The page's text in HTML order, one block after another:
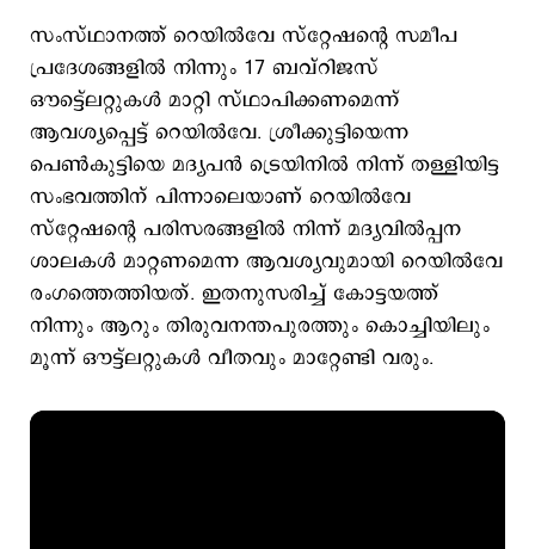
സംസ്ഥാനത്ത് റെയില്‍വേ സ്റ്റേഷന്‍റെ സമീപ
പ്രദേശങ്ങളില്‍ നിന്നും 17 ബവ്റിജസ്
ഔട്ട്ലെറ്റുകള്‍ മാറ്റി സ്ഥാപിക്കണമെന്ന്
ആവശ്യപ്പെട്ട് റെയില്‍വേ. ശ്രീക്കുട്ടിയെന്ന
പെണ്‍കുട്ടിയെ മദ്യപന്‍ ട്രെയിനില്‍ നിന്ന് തള്ളിയിട്ട
സംഭവത്തിന് പിന്നാലെയാണ് റെയില്‍വേ
സ്റ്റേഷന്‍റെ പരിസരങ്ങളില്‍ നിന്ന് മദ്യവില്‍പ്പന
ശാലകള്‍ മാറ്റണമെന്ന ആവശ്യവുമായി റെയില്‍വേ
രംഗത്തെത്തിയത്. ഇതനുസരിച്ച് കോട്ടയത്ത്
നിന്നും ആറും തിരുവനന്തപുരത്തും കൊച്ചിയിലും
മൂന്ന് ഔട്ട്ലറ്റുകള്‍ വീതവും മാറ്റേണ്ടി വരും.